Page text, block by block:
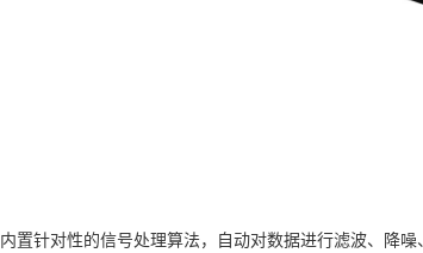
内置针对性的信号处理算法，自动对数据进行滤波、降